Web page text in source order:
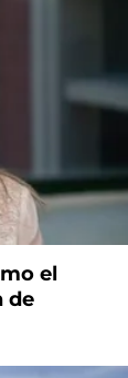
el
de